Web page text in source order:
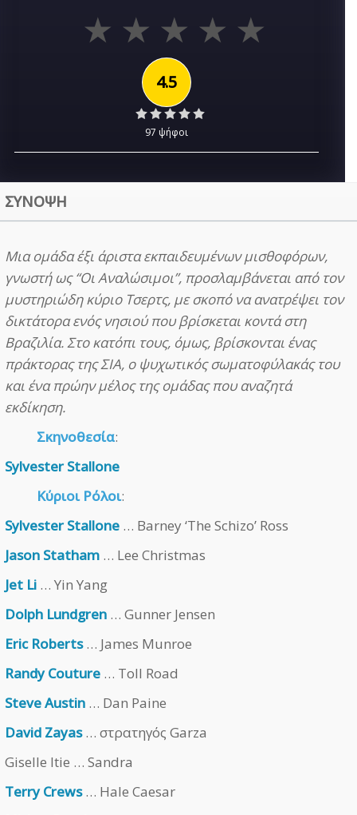
4.5
97 ψήφοι
ΣΥΝΟΨΗ
Μια ομάδα έξι άριστα εκπαιδευμένων μισθοφόρων,
γνωστή ως “Οι Αναλώσιμοι”, προσλαμβάνεται από τον
μυστηριώδη κύριο Τσερτς, με σκοπό να ανατρέψει τον
δικτάτορα ενός νησιού που βρίσκεται κοντά στη
Βραζιλία. Στο κατόπι τους, όμως, βρίσκονται ένας
πράκτορας της ΣΙΑ, ο ψυχωτικός σωματοφύλακάς του
και ένα πρώην μέλος της ομάδας που αναζητά
εκδίκηση.
Σκηνοθεσία:
Sylvester Stallone
Κύριοι Ρόλοι:
Sylvester Stallone … Barney ‘The Schizo’ Ross
Jason Statham … Lee Christmas
Jet Li … Yin Yang
Dolph Lundgren … Gunner Jensen
Eric Roberts… James Munroe
Randy Couture … Toll Road
Steve Austin … Dan Paine
David Zayas… στρατηγός Garza
Giselle Itie … Sandra
Terry Crews… Hale Caesar